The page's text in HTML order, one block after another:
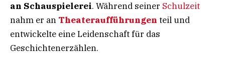
an Schauspielerei. Während seiner Schulzeit
nahm er an Theateraufführungen teil und
entwickelte eine Leidenschaft für das
Geschichtenerzählen.